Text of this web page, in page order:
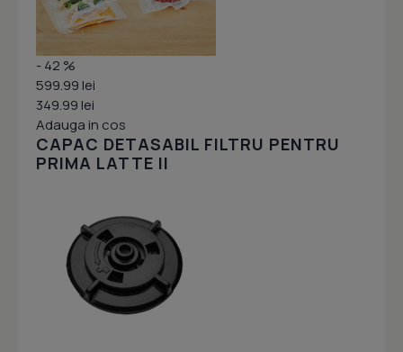
- 42 %
599.99 lei
349.99 lei
Adauga in cos
CAPAC DETASABIL FILTRU PENTRU
PRIMA LATTE II